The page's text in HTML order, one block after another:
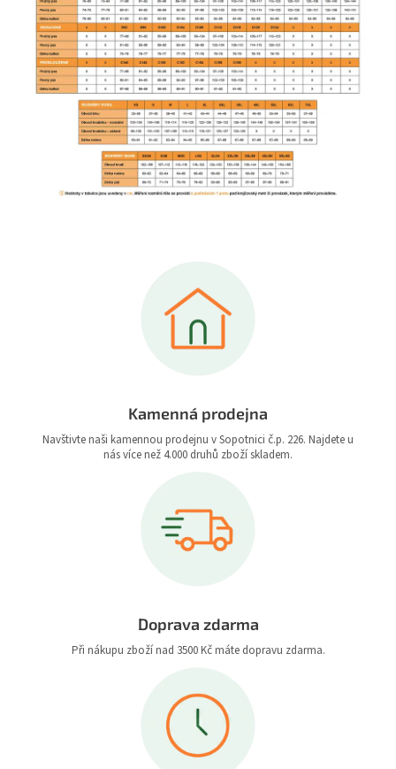
Kamenná prodejna
Navštivte naši kamennou prodejnu v Sopotnici č.p. 226. Najdete u
nás více než 4.000 druhů zboží skladem.
Doprava zdarma
Při nákupu zboží nad 3500 Kč máte dopravu zdarma.